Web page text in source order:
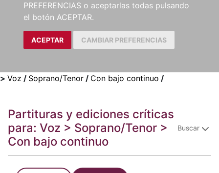
PREFERENCIAS o aceptarlas todas pulsando
el botón ACEPTAR.
ACEPTAR CAMBIAR PREFERENCIAS
> Voz / Soprano/Tenor / Con bajo continuo /
Partituras y ediciones críticas
para: Voz > Soprano/Tenor >
Con bajo continuo
Buscar